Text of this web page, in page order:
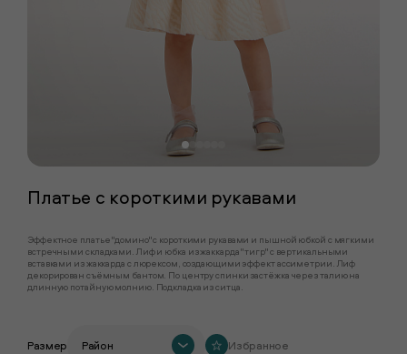
Платье с короткими рукавами
Эффектное платье "домино" с короткими рукавами и пышной юбкой с мягкими
встречными складками. Лиф и юбка из жаккарда "тигр" с вертикальными
вставками из жаккарда с люрексом, создающими эффект ассиметрии. Лиф
декорирован съёмным бантом. По центру спинки застёжка через талию на
длинную потайную молнию. Подкладка из ситца.
Размер Район Избранное